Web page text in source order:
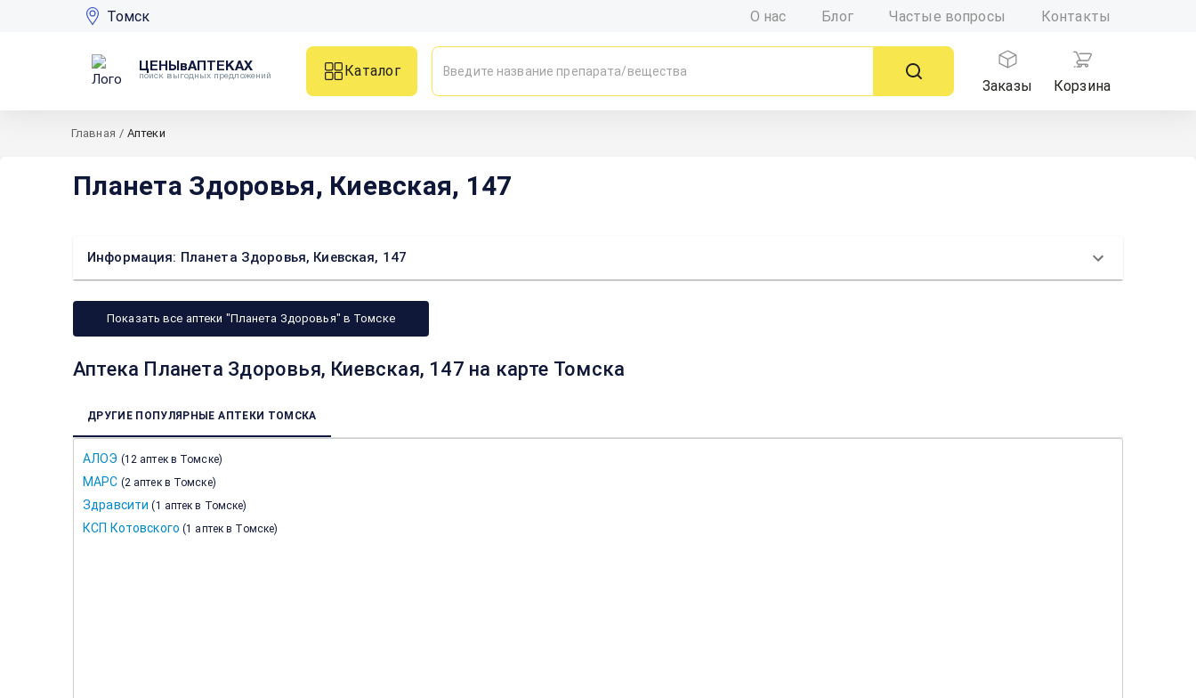
Томск О нас Блог Частые вопросы Контакты
ЦЕНЫвАПТЕКАХ
поиск выгодных предложений
Каталог
Заказы
Корзина
Главная / Аптеки
Планета Здоровья, Киевская, 147
Информация: Планета Здоровья, Киевская, 147
Показать все аптеки "Планета Здоровья" в Томске
Аптека Планета Здоровья, Киевская, 147 на карте Томска
ДРУГИЕ ПОПУЛЯРНЫЕ АПТЕКИ ТОМСКА
АЛОЭ (12 аптек в Томске)
МАРС (2 аптек в Томске)
Здравсити (1 аптек в Томске)
КСП Котовского (1 аптек в Томске)